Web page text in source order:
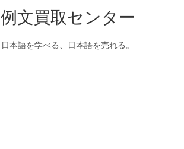
例文買取センター
日本語を学べる、日本語を売れる。